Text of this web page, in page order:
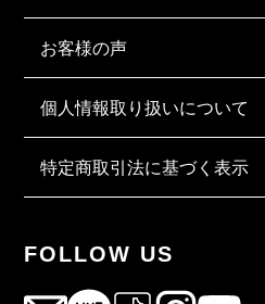
お客様の声
個人情報取り扱いについて
特定商取引法に基づく表示
FOLLOW US